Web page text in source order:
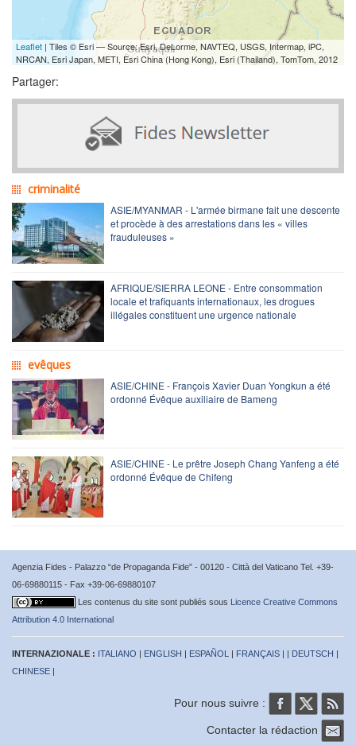
Leaflet | Tiles © Esri — Source: Esri, DeLorme, NAVTEQ, USGS, Intermap, iPC,
NRCAN, Esri Japan, METI, Esri China (Hong Kong), Esri (Thailand), TomTom, 2012
Partager:
criminalité
ASIE/MYANMAR - L'armée birmane fait une descente
et procède à des arrestations dans les « villes
frauduleuses »
AFRIQUE/SIERRA LEONE - Entre consommation
locale et trafiquants internationaux, les drogues
illégales constituent une urgence nationale
evêques
ASIE/CHINE - François Xavier Duan Yongkun a été
ordonné Évêque auxiliaire de Bameng
ASIE/CHINE - Le prêtre Joseph Chang Yanfeng a été
ordonné Évêque de Chifeng
Agenzia Fides - Palazzo “de Propaganda Fide” - 00120 - Città del Vaticano Tel. +39-
06-69880115 - Fax +39-06-69880107
Les contenus du site sont publiés sous Licence Creative Commons
Attribution 4.0 International
INTERNAZIONALE : ITALIANO | ENGLISH | ESPAÑOL | FRANÇAIS | | DEUTSCH |
CHINESE |
Pour nous suivre :
Contacter la rédaction